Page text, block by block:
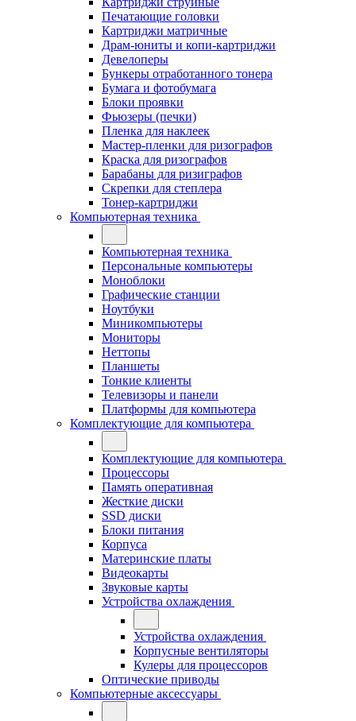
Печатающие головки
Картриджи матричные
Драм-юниты и копи-картриджи
Девелоперы
Бункеры отработанного тонера
Бумага и фотобумага
Блоки проявки
Фьюзеры (печки)
Пленка для наклеек
Мастер-пленки для ризографов
Краска для ризографов
Барабаны для ризиграфов
Скрепки для степлера
Тонер-картриджи
Компьютерная техника
Компьютерная техника
Персональные компьютеры
Моноблоки
Графические станции
Ноутбуки
Миникомпьютеры
Мониторы
Неттопы
Планшеты
Тонкие клиенты
Телевизоры и панели
Платформы для компьютера
Комплектующие для компьютера
Комплектующие для компьютера
Процессоры
Память оперативная
Жесткие диски
SSD диски
Блоки питания
Корпуса
Материнские платы
Видеокарты
Звуковые карты
Устройства охлаждения
Устройства охлаждения
Корпусные вентиляторы
Кулеры для процессоров
Оптические приводы
Компьютерные аксессуары